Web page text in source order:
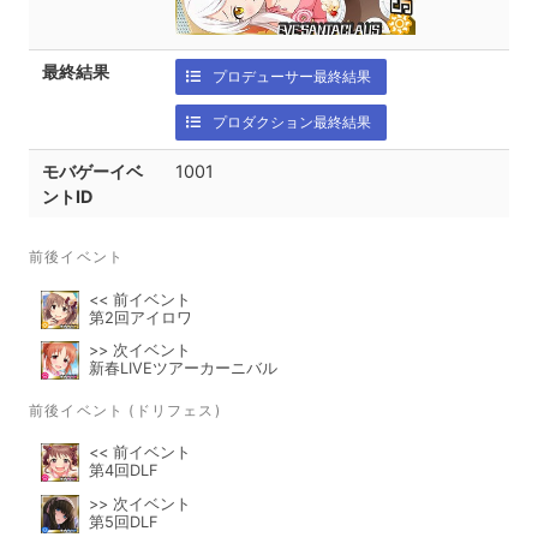
最終結果 プロデューサー最終結果
プロダクション最終結果
モバゲーイベ
ントID
1001
前後イベント
<< 前イベント
第2回アイロワ
>> 次イベント
新春LIVEツアーカーニバル
前後イベント (ドリフェス)
<< 前イベント
第4回DLF
>> 次イベント
第5回DLF